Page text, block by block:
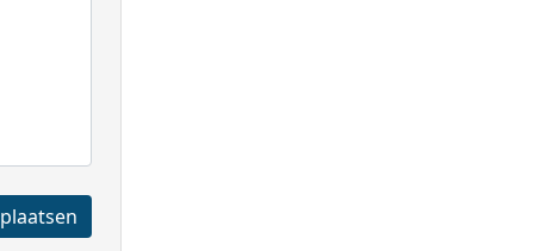
Registreren en plaatsen